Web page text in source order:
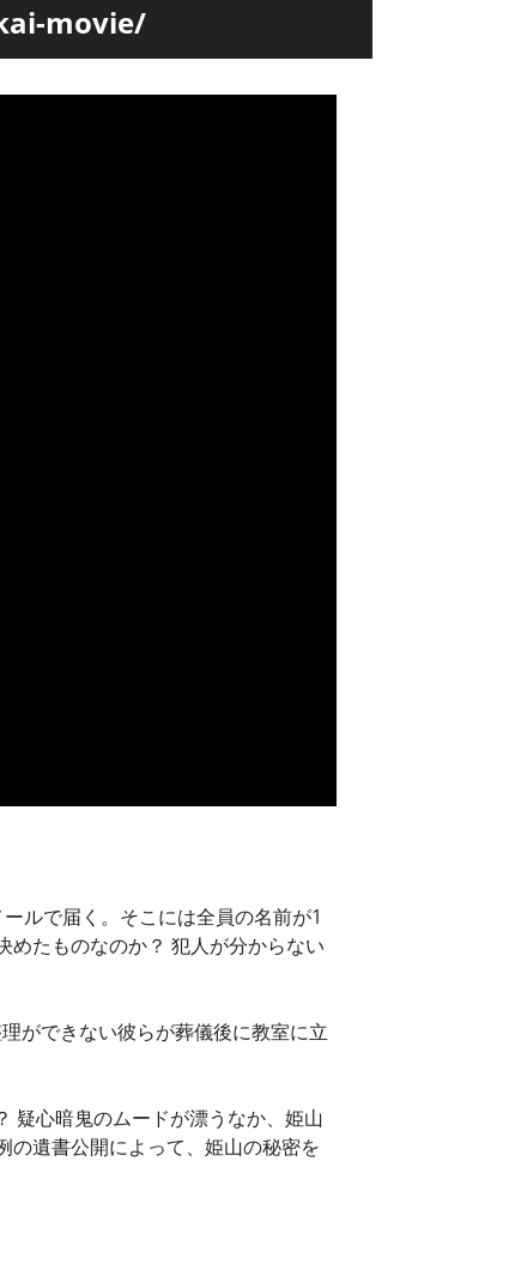
movie/
ルで届く。そこには全員の名前が1
たものなのか？ 犯人が分からない
ができない彼らが葬儀後に教室に立
疑心暗鬼のムードが漂うなか、姫山
の遺書公開によって、姫山の秘密を